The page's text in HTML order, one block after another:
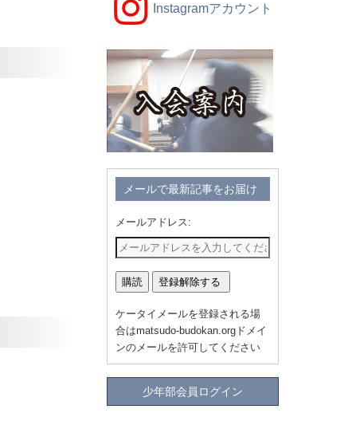
Instagramアカウント
メールで最新記事をお届け
メールアドレス:
ケータイメールを登録される場
合はmatsudo-budokan.orgドメイ
ンのメールを許可してください
少年部会員ログイン